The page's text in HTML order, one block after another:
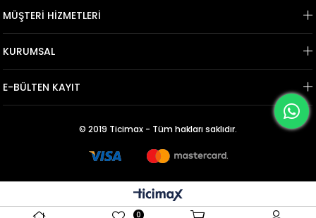
MÜŞTERİ HİZMETLERİ
KURUMSAL
E-BÜLTEN KAYIT
© 2019 Ticimax - Tüm hakları saklıdır.
0